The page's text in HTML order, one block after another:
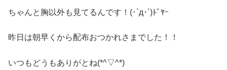
ちゃんと胸以外も見てるんです！(･`д･´)ﾄﾞﾔｰ
昨日は朝早くから配布おつかれさまでした！！
いつもどうもありがとね(*^▽^*)